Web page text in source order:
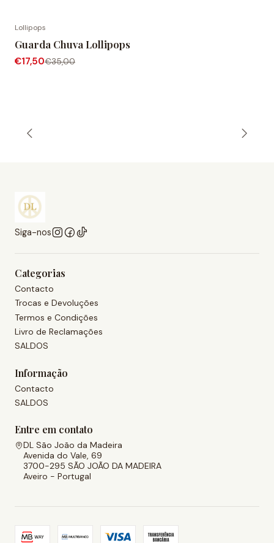
Lollipops
Guarda Chuva Lollipops
€17,50€35,00
Siga-nos
Categorias
Contacto
Trocas e Devoluções
Termos e Condições
Livro de Reclamações
SALDOS
Informação
Contacto
SALDOS
Entre em contato
DL São João da Madeira
Avenida do Vale, 69
3700-295 SÃO JOÃO DA MADEIRA
Aveiro - Portugal